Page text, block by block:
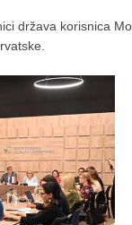
država korisnica